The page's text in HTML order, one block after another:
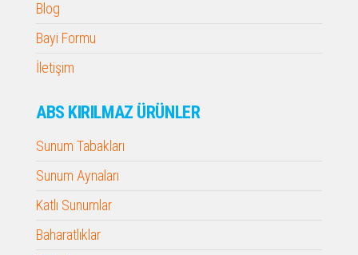
Blog
Bayi Formu
İletişim
ABS KIRILMAZ ÜRÜNLER
Sunum Tabakları
Sunum Aynaları
Katlı Sunumlar
Baharatlıklar